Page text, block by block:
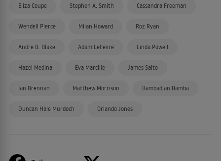
Eliza Coupe Stephen A. Smith Cassandra Freeman
Wendell Pierce Milan Howard Roz Ryan
Andre B. Blake Adam LeFevre Linda Powell
Hazel Medina Eva Marcille James Saito
Ian Brennan Matthew Morrison Bambadjan Bamba
Duncan Hale Murdoch Orlando Jones